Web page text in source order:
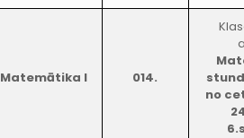
Matemātika I 014.
no